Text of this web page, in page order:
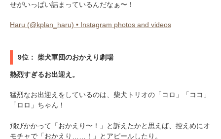
せがいっぱい詰まっているんだなぁ〜！
Haru (@kplan_haru) • Instagram photos and videos
9位： 柴犬軍団のおかえり劇場
熱烈すぎるお出迎え。
猛烈なお出迎えをしているのは、柴犬トリオの「コロ」「ココ」
「ロロ」ちゃん！
飛びかかって「おかえり〜！」と訴えたかと思えば、控えめにオ
モチャで「おかえり……！」とアピールしたり。